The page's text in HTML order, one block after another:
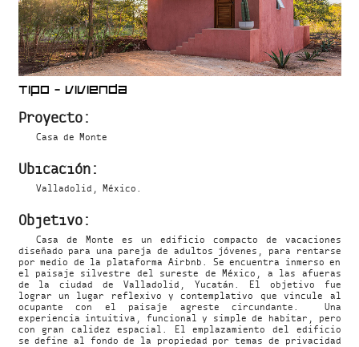
Tipo - Vivienda
Proyecto:
Casa de Monte
Ubicación:
Valladolid, México.
Objetivo:
Casa de Monte es un edificio compacto de vacaciones
diseñado para una pareja de adultos jóvenes, para rentarse
por medio de la plataforma Airbnb. Se encuentra inmerso en
el paisaje silvestre del sureste de México, a las afueras
de la ciudad de Valladolid, Yucatán. El objetivo fue
lograr un lugar reflexivo y contemplativo que vincule al
ocupante con el paisaje agreste circundante. Una
experiencia intuitiva, funcional y simple de habitar, pero
con gran calidez espacial. El emplazamiento del edificio
se define al fondo de la propiedad por temas de privacidad